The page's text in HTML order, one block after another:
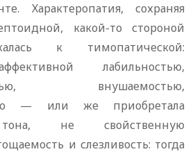
Характеропатия, сохраняя
какой-то стороной
к тимопатической:
лабильностью,
внушаемостью,
— или же приобретала
тона, не свойственную
и слезливость: тогда